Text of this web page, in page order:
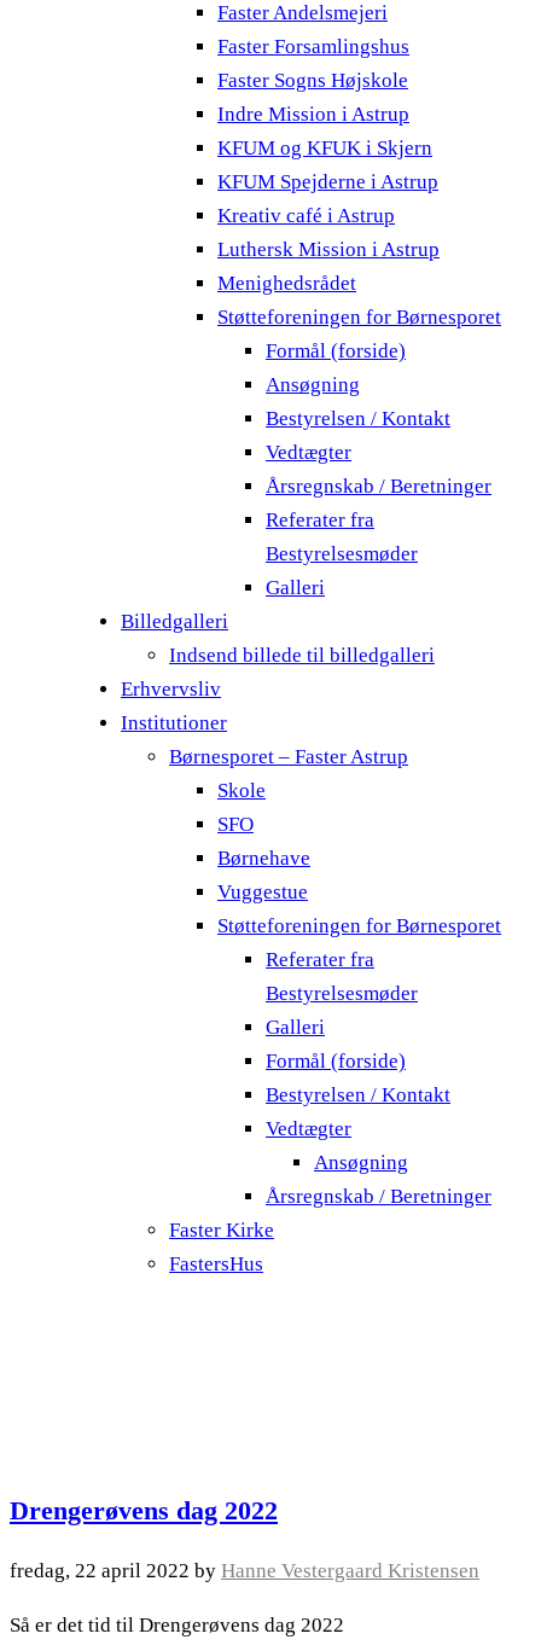
Faster Andelsmejeri
Faster Forsamlingshus
Faster Sogns Højskole
Indre Mission i Astrup
KFUM og KFUK i Skjern
KFUM Spejderne i Astrup
Kreativ café i Astrup
Luthersk Mission i Astrup
Menighedsrådet
Støtteforeningen for Børnesporet
Formål (forside)
Ansøgning
Bestyrelsen / Kontakt
Vedtægter
Årsregnskab / Beretninger
Referater fra
Bestyrelsesmøder
Galleri
Billedgalleri
Indsend billede til billedgalleri
Erhvervsliv
Institutioner
Børnesporet – Faster Astrup
Skole
SFO
Børnehave
Vuggestue
Støtteforeningen for Børnesporet
Referater fra
Bestyrelsesmøder
Galleri
Formål (forside)
Bestyrelsen / Kontakt
Vedtægter
Ansøgning
Årsregnskab / Beretninger
Faster Kirke
FastersHus
Drengerøvens dag 2022
fredag, 22 april 2022 by Hanne Vestergaard Kristensen
Så er det tid til Drengerøvens dag 2022